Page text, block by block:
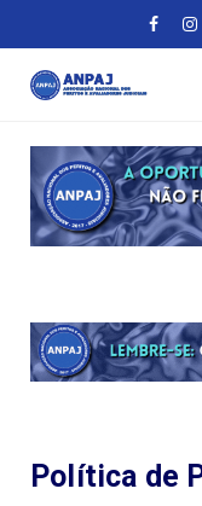
Política de